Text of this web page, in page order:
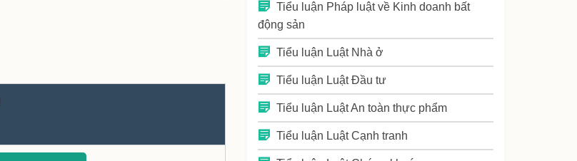
Tiểu luận Pháp luật về Kinh doanh bất
động sản
Tiểu luận Luật Nhà ở
Tiểu luận Luật Đầu tư
Tiểu luận Luật An toàn thực phẩm
Tiểu luận Luật Cạnh tranh